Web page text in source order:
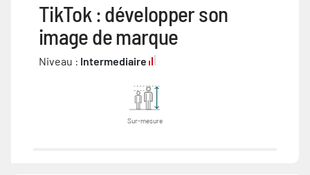
TikTok : développer son
image de marque
Niveau : Intermediaire
Sur-mesure